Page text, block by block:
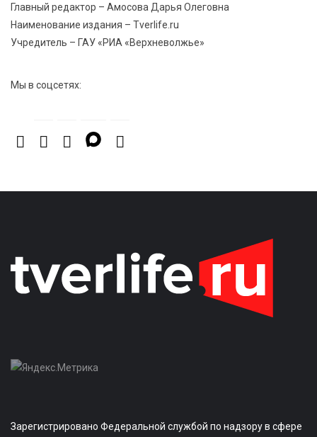
Главный редактор – Амосова Дарья Олеговна
Наименование издания – Tverlife.ru
Учредитель – ГАУ «РИА «Верхневолжье»
Мы в соцсетях:
Зарегистрировано Федеральной службой по надзору в сфере